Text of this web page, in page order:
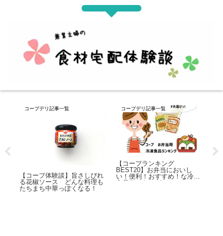
コープデリ記事一覧
【コープ体験談】旨さしびれ
る花椒ソース どんな料理も
たちまち中華っぽくなる！
コープデリ記事一覧
【コープランキング
BEST20】お弁当においし
い！便利！おすすめ！な冷凍
食品ランキング